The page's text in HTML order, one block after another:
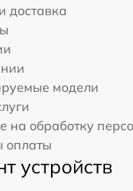
доставка
модели
на обработку
оплаты
устройств